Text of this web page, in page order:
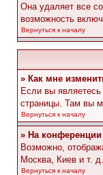
Она удаляет все
возможность
Вернуться к началу
» Как мне
Если вы
страницы. Там вы
Вернуться к началу
» На
Возможно,
Москва, Киев и т.
Вернуться к началу